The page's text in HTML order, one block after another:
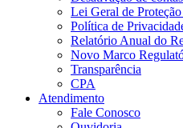
Lei Geral de
Política de
Relatório Anual do
Novo Marco
Transparência
CPA
Atendimento
Fale Conosco